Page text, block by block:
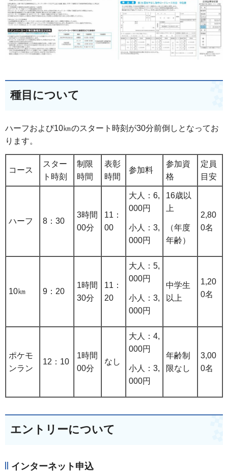
種目について
ハーフおよび10㎞のスタート時刻が30分前倒しとなってお
ります。
コース
スター
ト時刻
制限
時間
表彰
時間
参加料
参加資
格
定員
目安
ハーフ 8：30
3時間
00分
11：
00
大人：6,
000円
小人：3,
000円
16歳以
上
（年度
年齢）
2,80
0名
10㎞ 9：20
1時間
30分
11：
20
大人：5,
000円
小人：3,
000円
中学生
以上
1,20
0名
ポケモ
ンラン
12：10
1時間
00分
なし
大人：4,
000円
小人：3,
000円
年齢制
限なし
3,00
0名
エントリーについて
インターネット申込